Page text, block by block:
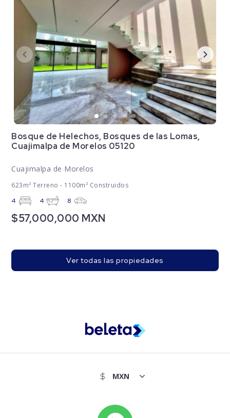
Bosque de Helechos, Bosques de las Lomas,
Cuajimalpa de Morelos 05120
Cuajimalpa de Morelos
623m² Terreno - 1100m² Construidos
4 4 8
$57,000,000 MXN
Ver todas las propiedades